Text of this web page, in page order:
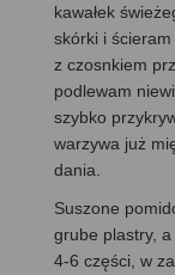
kawałek
skórki i
z czosnkiem
podlewam
szybko
warzywa już
dania.
Suszone
grube plastry,
4-6 części, w